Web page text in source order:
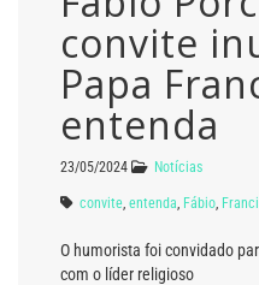
convite
Papa
entenda
23/05/2024 Notícias
convite entenda Fábio
O humorista foi convidado
com o líder religioso